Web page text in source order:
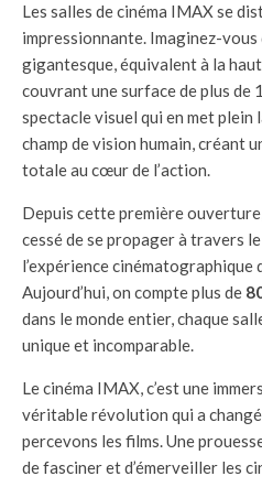
Les salles de cinéma IMAX se
impressionnante. Imaginez-vous
gigantesque, équivalent à la
couvrant une surface de plus de
spectacle visuel qui en met plein
champ de vision humain, créant
totale au cœur de l’action.
Depuis cette première
cessé de se propager à travers
l’expérience cinématographique
Aujourd’hui, on compte plus de
dans le monde entier, chaque
unique et incomparable.
Le cinéma IMAX, c’est une
véritable révolution qui a
percevons les films. Une
de fasciner et d’émerveiller les